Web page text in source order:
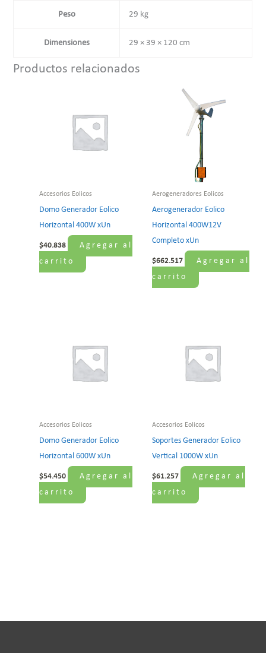
Peso 29 kg
Dimensiones 29 × 39 × 120 cm
Productos relacionados
Accesorios Eolicos
Domo Generador Eolico
Horizontal 400W xUn
$40.838
Agregar al
carrito
Aerogeneradores Eolicos
Aerogenerador Eolico
Horizontal 400W12V
Completo xUn
$662.517
Agregar al
carrito
Accesorios Eolicos
Domo Generador Eolico
Horizontal 600W xUn
$54.450
Agregar al
carrito
Accesorios Eolicos
Soportes Generador Eolico
Vertical 1000W xUn
$61.257
Agregar al
carrito